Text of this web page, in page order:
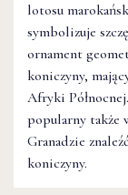
lotosu
symbolizuje
ornament
koniczyny,
Afryki
popularny także
Granadzie
koniczyny.